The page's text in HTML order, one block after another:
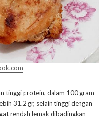
tinggi protein, dalam 100 gram
31.2 gr, selain tinggi dengan
rendah lemak dibadingkan